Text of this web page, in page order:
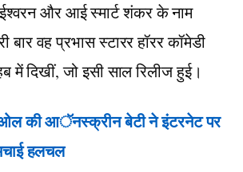
और आई स्मार्ट शंकर के नाम
बार वह प्रभास स्टारर हॉरर कॉमेडी
में दिखीं, जो इसी साल रिलीज हुई।
की आॅनस्क्रीन बेटी ने इंटरनेट पर
हलचल